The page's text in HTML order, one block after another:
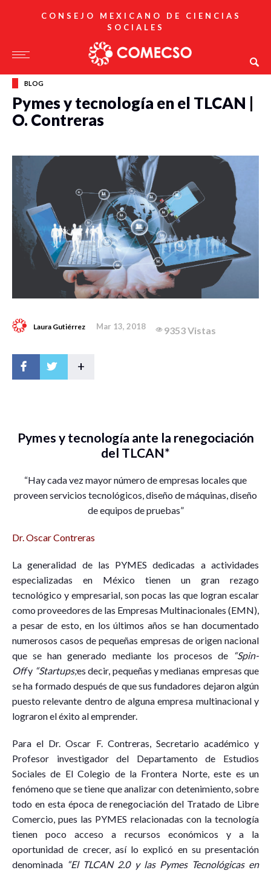
CONSEJO MEXICANO DE CIENCIAS
SOCIALES
BLOG
Pymes y tecnología en el TLCAN |
O. Contreras
Laura Gutiérrez Mar 13, 2018 9353 Vistas
+
Pymes y tecnología ante la renegociación
del TLCAN*
“Hay cada vez mayor número de empresas locales que
proveen servicios tecnológicos, diseño de máquinas, diseño
de equipos de pruebas”
Dr. Oscar Contreras
La generalidad de las PYMES dedicadas a actividades
especializadas en México tienen un gran rezago
tecnológico y empresarial, son pocas las que logran escalar
como proveedores de las Empresas Multinacionales (EMN),
a pesar de esto, en los últimos años se han documentado
numerosos casos de pequeñas empresas de origen nacional
que se han generado mediante los procesos de “Spin-
Offy “Startups;es decir, pequeñas y medianas empresas que
se ha formado después de que sus fundadores dejaron algún
puesto relevante dentro de alguna empresa multinacional y
lograron el éxito al emprender.
Para el Dr. Oscar F. Contreras, Secretario académico y
Profesor investigador del Departamento de Estudios
Sociales de El Colegio de la Frontera Norte, este es un
fenómeno que se tiene que analizar con detenimiento, sobre
todo en esta época de renegociación del Tratado de Libre
Comercio, pues las PYMES relacionadas con la tecnología
tienen poco acceso a recursos económicos y a la
oportunidad de crecer, así lo explicó en su presentación
denominada “El TLCAN 2.0 y las Pymes Tecnológicas en